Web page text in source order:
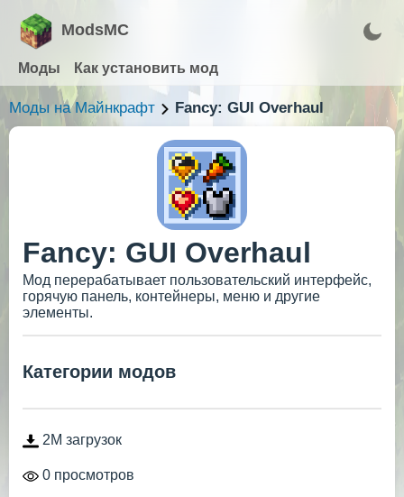
ModsMC
Моды Как установить мод
Моды на Майнкрафт Fancy: GUI Overhaul
Fancy: GUI Overhaul
Мод перерабатывает пользовательский интерфейс,
горячую панель, контейнеры, меню и другие
элементы.
Категории модов
2M загрузок
0 просмотров